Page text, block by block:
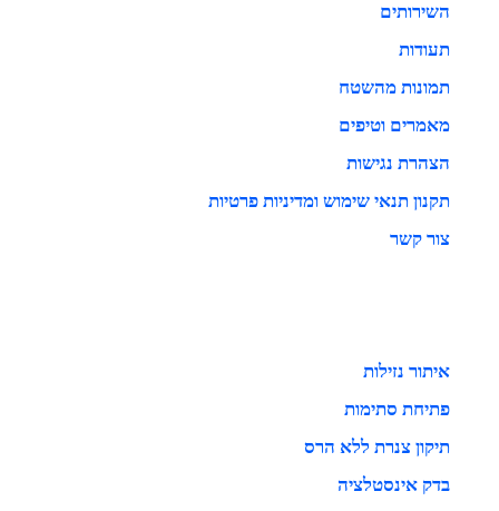
השירותים
תעודות
תמונות מהשטח
מאמרים וטיפים
הצהרת נגישות
תקנון תנאי שימוש ומדיניות פרטיות
צור קשר
איתור נזילות
פתיחת סתימות
תיקון צנרת ללא הרס
בדק אינסטלציה